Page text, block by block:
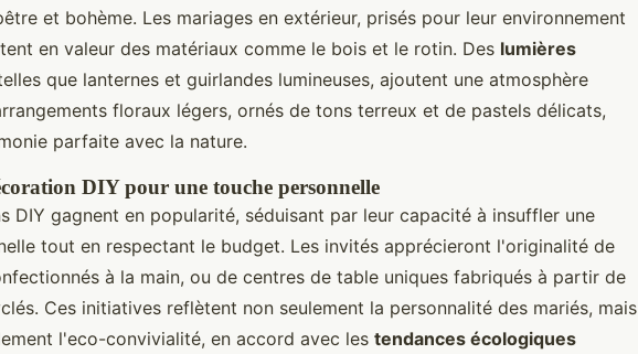
et bohème. Les mariages en extérieur, prisés pour leur environnement
en valeur des matériaux comme le bois et le rotin. Des lumières
que lanternes et guirlandes lumineuses, ajoutent une atmosphère
floraux légers, ornés de tons terreux et de pastels délicats,
parfaite avec la nature.
DIY pour une touche personnelle
DIY gagnent en popularité, séduisant par leur capacité à insuffler une
tout en respectant le budget. Les invités apprécieront l'originalité de
à la main, ou de centres de table uniques fabriqués à partir de
Ces initiatives reflètent non seulement la personnalité des mariés, mais
l'eco-convivialité, en accord avec les tendances écologiques